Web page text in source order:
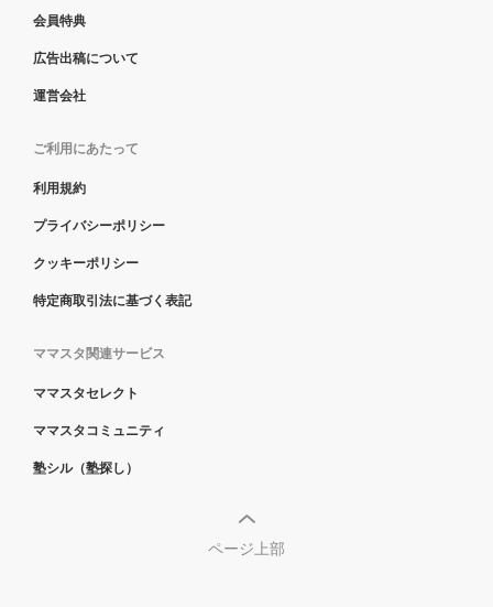
会員特典
広告出稿について
運営会社
ご利用にあたって
利用規約
プライバシーポリシー
クッキーポリシー
特定商取引法に基づく表記
ママスタ関連サービス
ママスタセレクト
ママスタコミュニティ
塾シル（塾探し）
ページ上部